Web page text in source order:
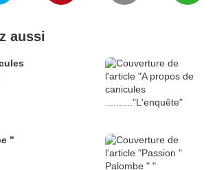
aussi
Passion " Palombe "